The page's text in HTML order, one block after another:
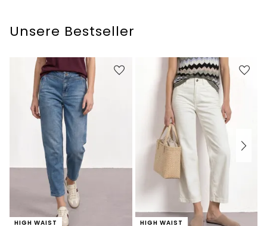
Unsere Bestseller
HIGH WAIST HIGH WAIST